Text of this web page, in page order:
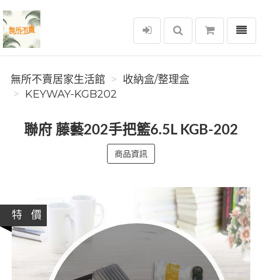
無所不賣居家生活館
選單
無所不賣居家生活館
收納盒/整理盒
KEYWAY-KGB202
聯府 藤藝202手把籃6.5L KGB-202
商品資訊
特 價